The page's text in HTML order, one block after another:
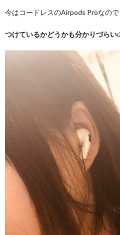
今はコードレスのAirpods Proなので
つけているかどうかも分かりづらい